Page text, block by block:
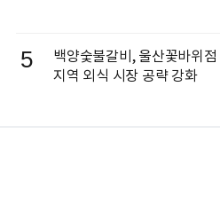
5
백양숯불갈비, 울산꽃바위점
지역 외식 시장 공략 강화